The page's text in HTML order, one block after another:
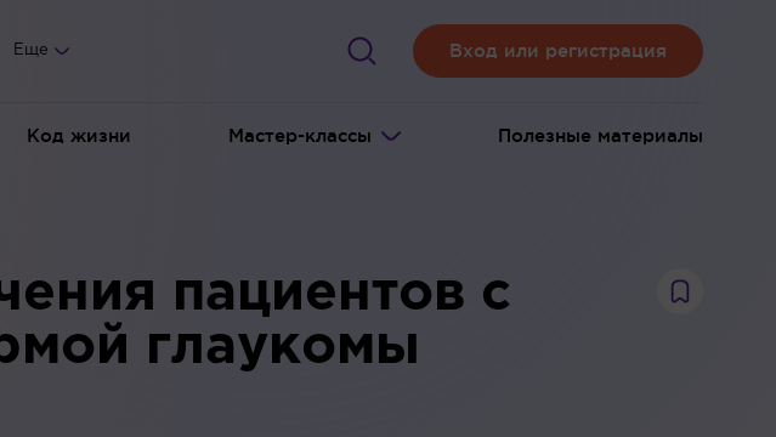
Вход или регистрация
Код жизни Мастер-классы Полезные материалы
Еще
пациентов с
глаукомы